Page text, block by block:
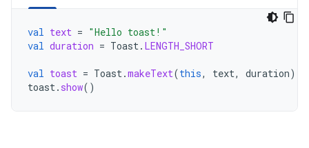
val text = "Hello toast!"
val duration = Toast. LENGTH_SHORT
val toast = Toast.makeText(this, text, duration)
toast. show()